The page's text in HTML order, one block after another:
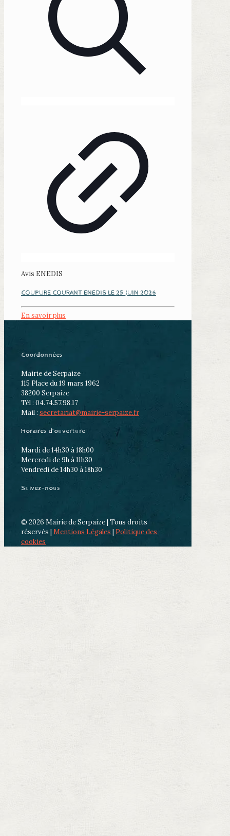
Avis ENEDIS
COUPURE COURANT ENEDIS LE 25 JUIN 2026
En savoir plus
Coordonnées
Mairie de Serpaize
115 Place du 19 mars 1962
38200 Serpaize
Tél : 04.74.57.98.17
Mail : secretariat@mairie-serpaize.fr
Horaires d’ouverture
Mardi de 14h30 à 18h00
Mercredi de 9h à 11h30
Vendredi de 14h30 à 18h30
Suivez-nous
© 2026 Mairie de Serpaize | Tous droits
réservés | Mentions Légales | Politique des
cookies